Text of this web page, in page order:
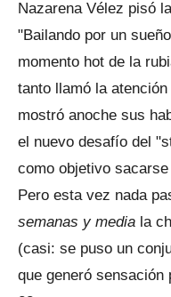
Nazarena Vélez pisó
"Bailando por un
momento hot de la
tanto llamó la
mostró anoche sus
el nuevo desafío del
como objetivo
Pero esta vez nada
semanas y media la
(casi: se puso un
que generó sensación